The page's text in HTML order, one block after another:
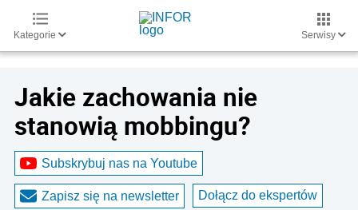
Kategorie Serwisy
Jakie zachowania nie
stanowią mobbingu?
Subskrybuj nas na Youtube
Zapisz się na newsletter Dołącz do ekspertów